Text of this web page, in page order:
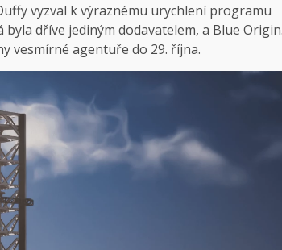
vyzval k výraznému urychlení programu
dříve jediným dodavatelem, a Blue
vesmírné agentuře do 29. října.